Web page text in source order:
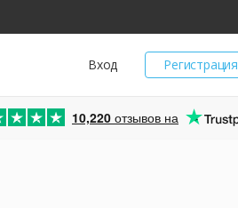
Регистрация
Вход
10,220 отзывов на